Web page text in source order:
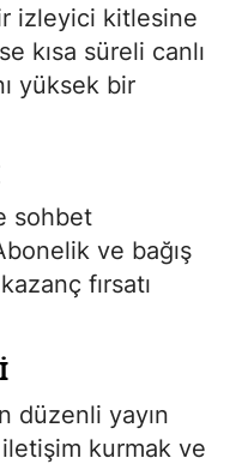
izleyici kitlesine
kısa süreli canlı
yüksek bir
sohbet
ve bağış
fırsatı
düzenli yayın
kurmak ve